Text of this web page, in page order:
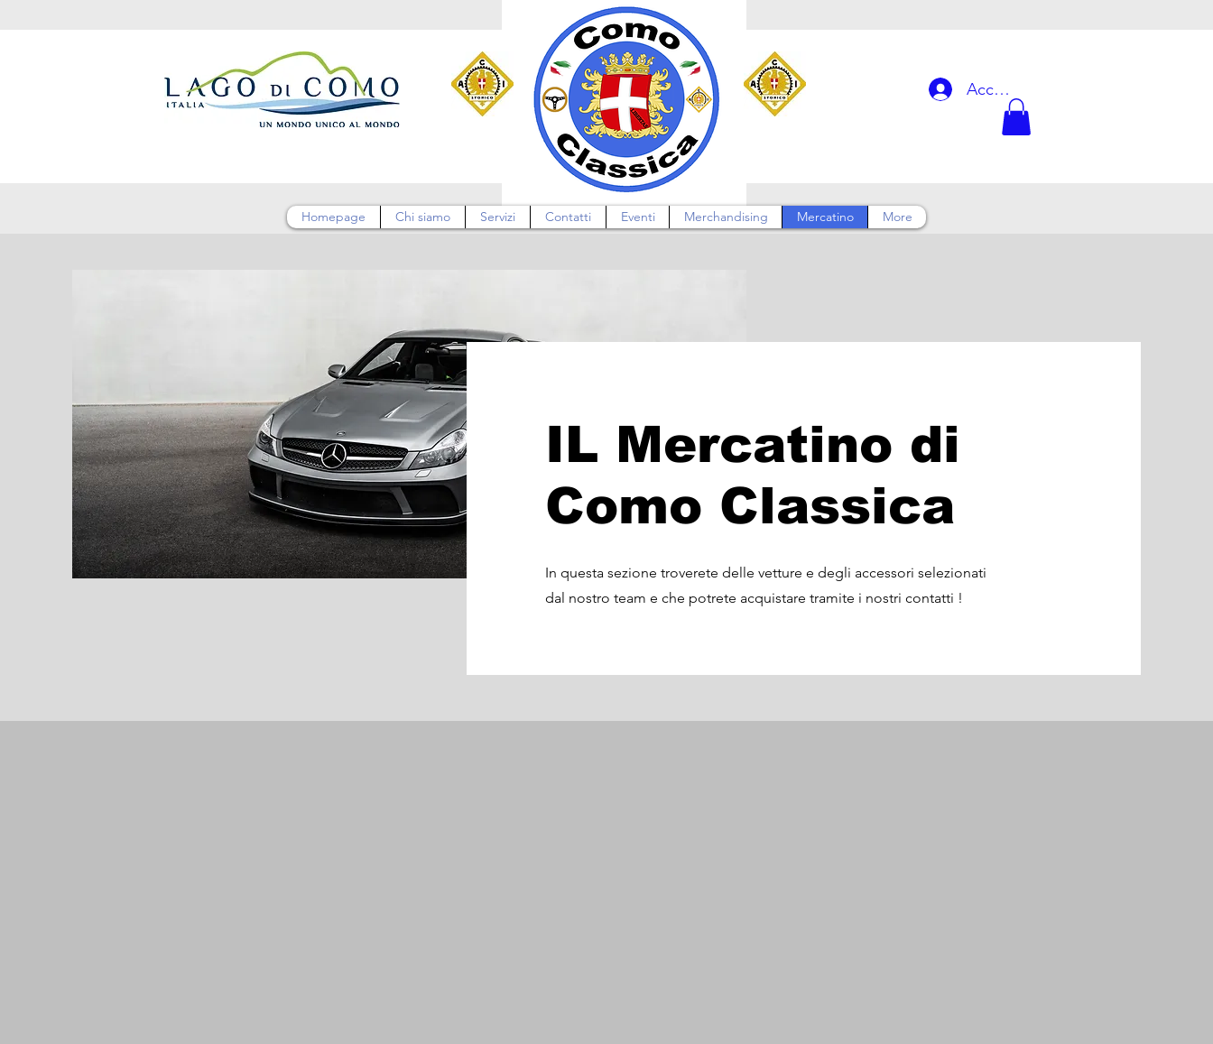
Accedi
Homepage Chi siamo Servizi Contatti Eventi Merchandising Mercatino More
IL Mercatino di
Como Classica
In questa sezione troverete delle vetture e degli accessori selezionati
dal nostro team e che potrete acquistare tramite i nostri contatti !